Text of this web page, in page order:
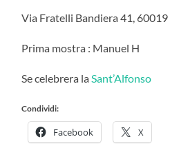
Via Fratelli Bandiera 41, 60019
Prima mostra : Manuel H
Se celebrera la Sant’Alfonso
Condividi:
Facebook X